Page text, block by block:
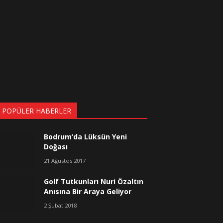
POPÜLER HABERLER
Bodrum’da Lüksün Yeni
Doğası
21 Ağustos 2017
Golf Tutkunları Nuri Özaltın
Anısına Bir Araya Geliyor
2 Şubat 2018